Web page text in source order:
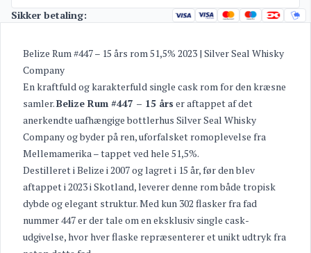
Sikker betaling:
Belize Rum #447 – 15 års rom 51,5% 2023 | Silver Seal Whisky
Company
En kraftfuld og karakterfuld single cask rom for den kræsne
samler.Belize Rum #447 – 15 års er aftappet af det
anerkendte uafhængige bottlerhus Silver Seal Whisky
Company og byder på ren, uforfalsket romoplevelse fra
Mellemamerika – tappet ved hele 51,5%.
Destilleret i Belize i 2007 og lagret i 15 år, før den blev
aftappet i 2023 i Skotland, leverer denne rom både tropisk
dybde og elegant struktur. Med kun 302 flasker fra fad
nummer 447 er der tale om en eksklusiv single cask-
udgivelse, hvor hver flaske repræsenterer et unikt udtryk fra